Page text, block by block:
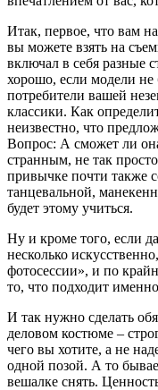
Итак, первое, что вам
вы можете взять на
включал в себя разные
хорошо, если модели не
потребители вашей
классики. Как
неизвестно, что
Вопрос: А сможет ли
странным, не так
привычке почти также
танцевальной,
будет этому учиться.
Ну и кроме того, если
несколько
фотосессии», и по
то, что подходит
И так нужно сделать
деловом костюме –
чего вы хотите, а не
одной позой. А то
вешалке снять.